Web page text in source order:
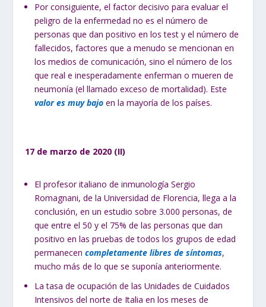
Por consiguiente, el factor decisivo para evaluar el
peligro de la enfermedad no es el número de
personas que dan positivo en los test y el número de
fallecidos, factores que a menudo se mencionan en
los medios de comunicación, sino el número de los
que real e inesperadamente enferman o mueren de
neumonía (el llamado exceso de mortalidad). Este
valor es muy bajo en la mayoría de los países.
17 de marzo de 2020 (II)
El profesor italiano de inmunología Sergio
Romagnani, de la Universidad de Florencia, llega a la
conclusión, en un estudio sobre 3.000 personas, de
que entre el 50 y el 75% de las personas que dan
positivo en las pruebas de todos los grupos de edad
permanecencompletamente libres de síntomas,
mucho más de lo que se suponía anteriormente.
La tasa de ocupación de las Unidades de Cuidados
Intensivos del norte de Italia en los meses de